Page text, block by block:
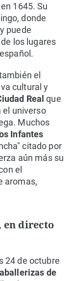
1645. Su
donde
puede
los lugares
el
cultural y
Realque
el universo
Muchos
Infantes
citado por
aún más su
el
aromas,
en directo
24 de octubre
de